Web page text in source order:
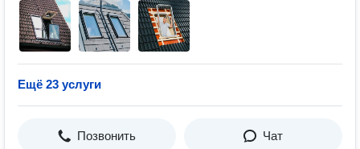
Ещё 23 услуги
Позвонить Чат